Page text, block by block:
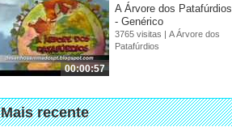
00:00:57
A Árvore dos Patafúrdios
- Genérico
3765 visitas | A Árvore dos
Patafúrdios
Mais recente